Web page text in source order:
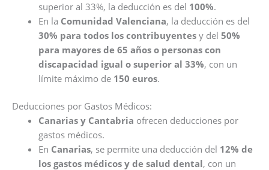
superior al 33%, la deducción es del 100%.
En la Comunidad Valenciana, la deducción es del
30% para todos los contribuyentesy del 50%
para mayores de 65 años o personas con
discapacidad igual o superior al 33%, con un
límite máximo de 150 euros.
Deducciones por Gastos Médicos:
Canarias y Cantabria ofrecen deducciones por
gastos médicos.
En Canarias, se permite una deducción del 12% de
los gastos médicos y de salud dental, con un